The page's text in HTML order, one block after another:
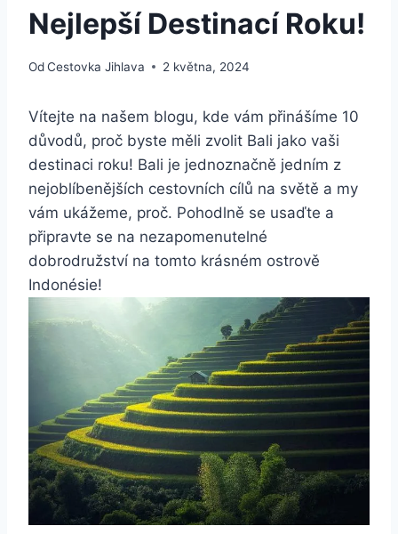
Nejlepší Destinací Roku!
OdCestovka Jihlava 2 května, 2024
Vítejte na našem blogu, kde vám přinášíme 10
důvodů, proč byste měli zvolit Bali jako vaši
destinaci roku! Bali je jednoznačně jedním z
nejoblíbenějších cestovních cílů na světě a my
vám ukážeme, proč. Pohodlně se usaďte a
připravte se na nezapomenutelné
dobrodružství na tomto krásném ostrově
Indonésie!